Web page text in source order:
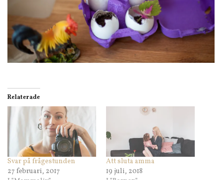
Relaterade
Svar på frågestunden
27 februari, 2017
Att sluta amma
19 juli, 2018